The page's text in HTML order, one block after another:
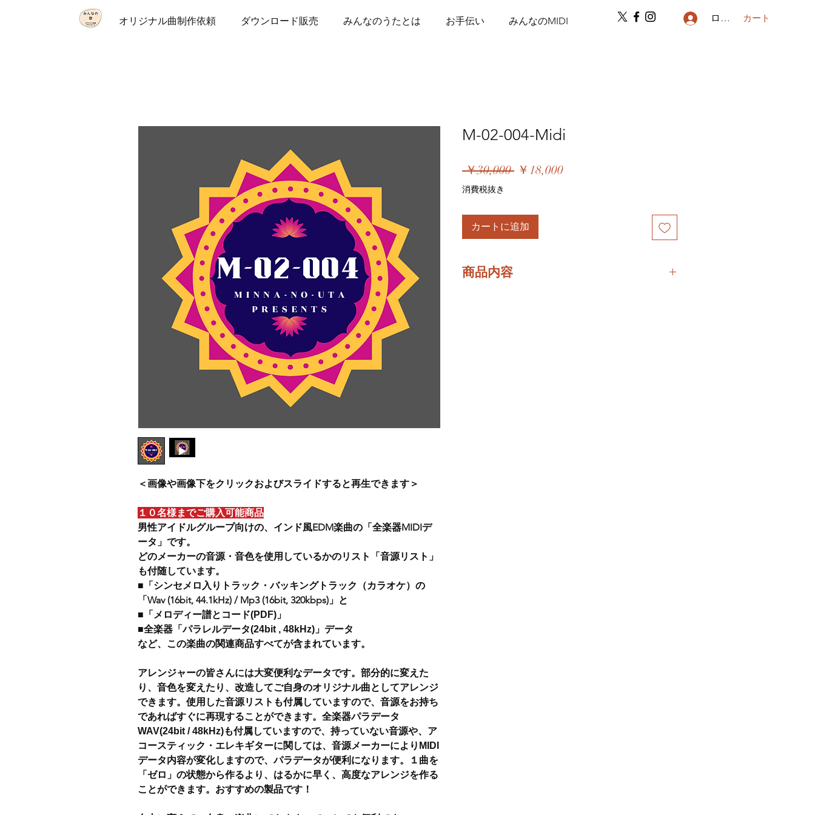
ログインカート
オリジナル曲制作依頼 ダウンロード販売 みんなのうたとは お手伝い みんなのMIDI
＜画像や画像下をクリックおよびスライドすると再生できます＞
１０名様までご購入可能商品
男性アイドルグループ向けの、インド風EDM楽曲の「全楽器MIDIデ
ータ」です。
どのメーカーの音源・音色を使用しているかのリスト「音源リスト」
も付随しています。
■「シンセメロ入りトラック・バッキングトラック（カラオケ）の
「Wav (16bit, 44.1kHz) / Mp3 (16bit, 320kbps)」と
■「メロディー譜とコード(PDF)」
■全楽器「パラレルデータ(24bit , 48kHz)」データ
など、この楽曲の関連商品すべてが含まれています。
アレンジャーの皆さんには大変便利なデータです。部分的に変えた
り、音色を変えたり、改造してご自身のオリジナル曲としてアレンジ
できます。使用した音源リストも付属していますので、音源をお持ち
であればすぐに再現することができます。全楽器パラデータ
WAV(24bit / 48kHz)も付属していますので、持っていない音源や、ア
コースティック・エレキギターに関しては、音源メーカーによりMIDI
データ内容が変化しますので、パラデータが便利になります。１曲を
「ゼロ」の状態から作るより、はるかに早く、高度なアレンジを作る
ことができます。おすすめの製品です！
M-02-004-Midi
￥30,000 通
格
￥18,000セ
消費税抜き
カートに追加
商品内容